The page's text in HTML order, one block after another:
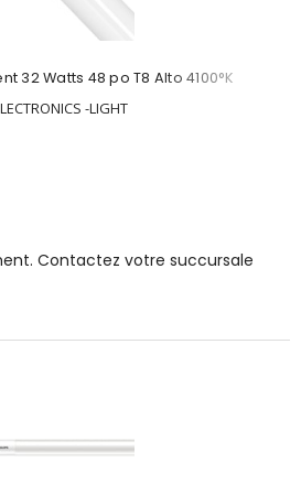
32 Watts 48 po T8 Alto 4100°K
-LIGHT
Contactez votre succursale